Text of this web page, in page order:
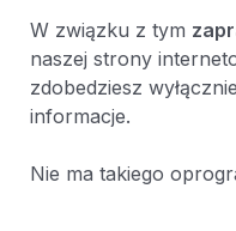
W związku z tym
naszej strony
zdobedziesz
informacje.
Nie ma takiego